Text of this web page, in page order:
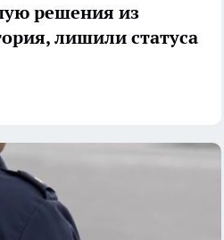
решения из
лишили статуса